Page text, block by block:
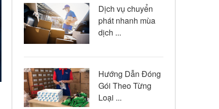
Dịch vụ chuyển
phát nhanh mùa
dịch ...
Hướng Dẫn Đóng
Gói Theo Từng
Loại ...